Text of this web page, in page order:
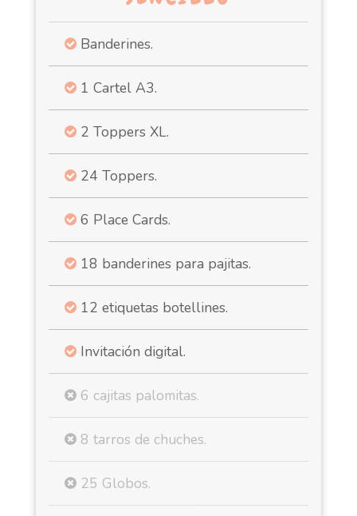
Banderines.
1 Cartel A3.
2 Toppers XL.
24 Toppers.
6 Place Cards.
18 banderines para pajitas.
12 etiquetas botellines.
Invitación digital.
6 cajitas palomitas.
8 tarros de chuches.
25 Globos.